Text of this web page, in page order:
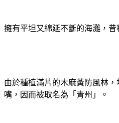
擁有平坦又綿延不斷的海灘，昔
由於種植滿片的木麻黃防風林
嘴，因而被取名為「青州」。